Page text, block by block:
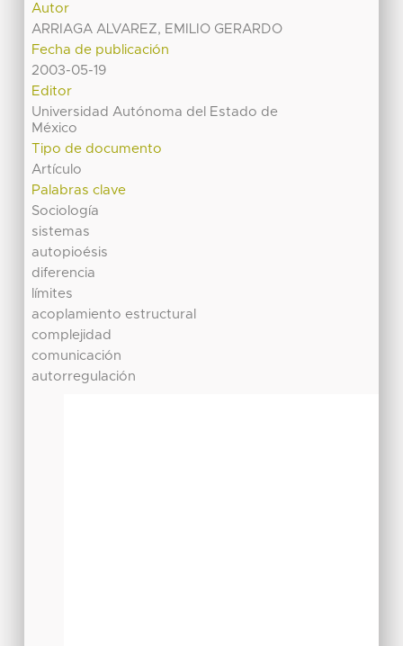
Autor
ARRIAGA ALVAREZ, EMILIO GERARDO
Fecha de publicación
2003-05-19
Editor
Universidad Autónoma del Estado de
México
Tipo de documento
Artículo
Palabras clave
Sociología
sistemas
autopioésis
diferencia
límites
acoplamiento estructural
complejidad
comunicación
autorregulación